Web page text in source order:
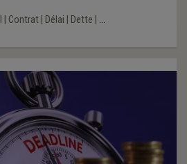
Contrat| Délai Dette ...